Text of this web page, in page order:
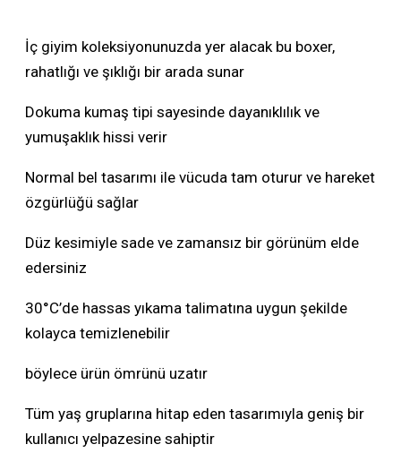
İç giyim koleksiyonunuzda yer alacak bu boxer,
rahatlığı ve şıklığı bir arada sunar
Dokuma kumaş tipi sayesinde dayanıklılık ve
yumuşaklık hissi verir
Normal bel tasarımı ile vücuda tam oturur ve hareket
özgürlüğü sağlar
Düz kesimiyle sade ve zamansız bir görünüm elde
edersiniz
30°C’de hassas yıkama talimatına uygun şekilde
kolayca temizlenebilir
böylece ürün ömrünü uzatır
Tüm yaş gruplarına hitap eden tasarımıyla geniş bir
kullanıcı yelpazesine sahiptir